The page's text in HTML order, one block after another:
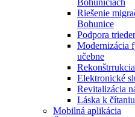
Bohuniciach
Riešenie
Bohunice
Podpora
Modernizácia
učebne
Elektronické
Revitalizácia
Láska k
Mobilná aplikácia